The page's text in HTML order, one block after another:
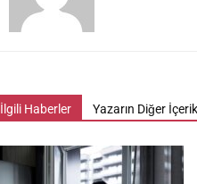
İlgili Haberler Yazarın Diğer